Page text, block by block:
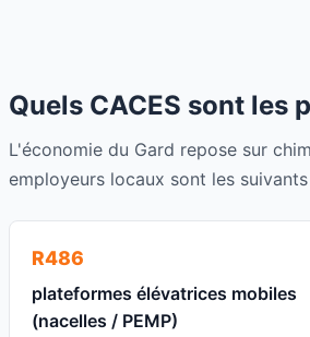
Quels CACES sont les
L'économie du Gard repose sur
employeurs locaux sont les suivants
R486
plateformes élévatrices mobiles
(nacelles / PEMP)